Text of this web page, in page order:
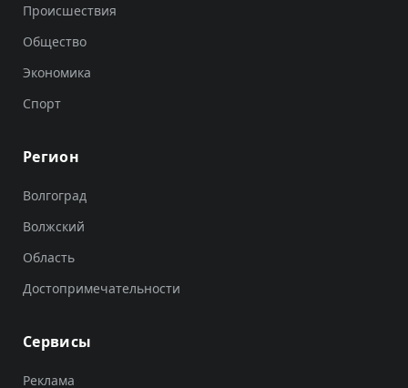
Происшествия
Общество
Экономика
Спорт
Регион
Волгоград
Волжский
Область
Достопримечательности
Сервисы
Реклама